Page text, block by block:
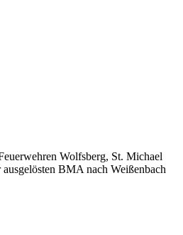
Wolfsberg, St. Michael
BMA nach Weißenbach